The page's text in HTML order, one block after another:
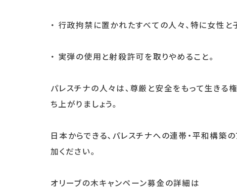
・ 行政拘禁に置かれたすべての人々、特に女性と
・ 実弾の使用と射殺許可を取りやめること。
パレスチナの人々は、尊厳と安全をもって生きる
ち上がりましょう。
日本からできる、パレスチナへの連帯・平和構築
加ください。
オリーブの木キャンペーン募金の詳細は